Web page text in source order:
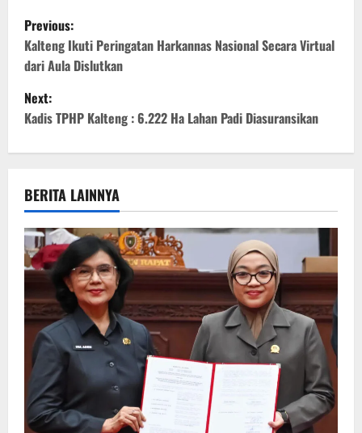
P
o
s
t
n
a
v
i
g
a
i
Previous:
Kalteng Ikuti Peringatan Harkannas Nasional Secara Virtual
dari Aula Dislutkan
Next:
Kadis TPHP Kalteng : 6.222 Ha Lahan Padi Diasuransikan
BERITA LAINNYA